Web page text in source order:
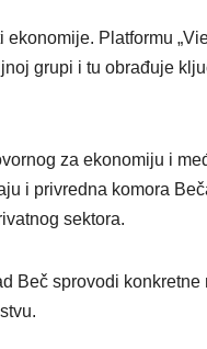
Platformu
grupi i tu obrađuje
za ekonomiju i
i privredna komora
sektora.
Beč sprovodi konkretne